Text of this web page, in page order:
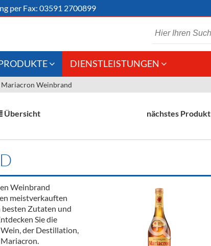
per Fax: 03591 2700899
Gastronomie
Großhandel
DIENSTLEISTUNGEN
Kommisionskauf &
Mariacron Weinbrand
Übersicht nächstes Produkt
Weinbrand
meistverkauften
Zutaten und
Sie die
der Destillation,